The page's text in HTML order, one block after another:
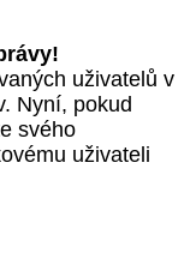
uživatelů v
Nyní, pokud
svého
uživateli